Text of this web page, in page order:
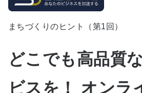
まちづくりのヒント（第1回）
どこでも高品質
ビスを！ オンラ